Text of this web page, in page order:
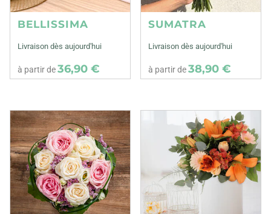
BELLISSIMA
Livraison dès aujourd'hui
à partir de36,90 €
SUMATRA
Livraison dès aujourd'hui
à partir de38,90 €